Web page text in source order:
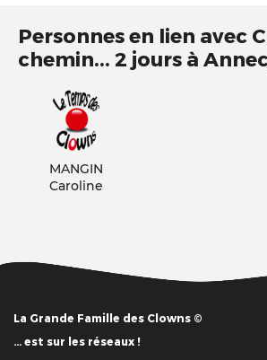
Personnes en lien avec
chemin... 2 jours à
MANGIN
Caroline
La Grande Famille des Clowns ©
… est sur les réseaux !